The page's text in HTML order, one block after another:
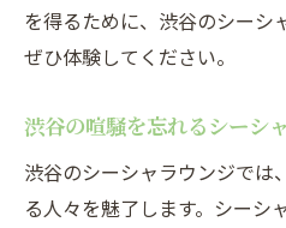
を得るために、渋谷のシーシ
ぜひ体験してください。
渋谷の喧騒を忘れるシーシ
渋谷のシーシャラウンジでは
る人々を魅了します。シーシ